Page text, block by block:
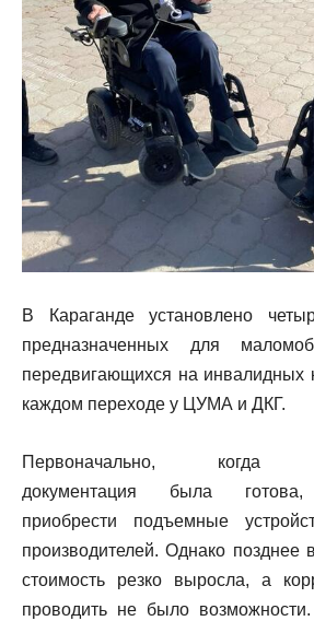
В Караганде установлено
предназначенных для
передвигающихся на инвалидных
каждом переходе у ЦУМА и ДКГ.
Первоначально, когда
документация была готова,
приобрести подъемные
производителей. Однако позднее
стоимость резко выросла, а
проводить не было возможности.